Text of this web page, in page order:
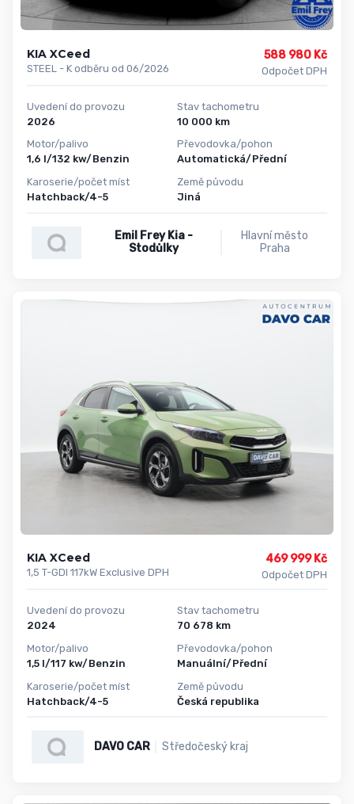
KIA XCeed
STEEL - K odběru od 06/2026
588 980 Kč
Odpočet DPH
Uvedení do provozu
2026
Motor/palivo
1,6 l/132 kw/Benzin
Karoserie/počet míst
Hatchback/4-5
Stav tachometru
10 000 km
Převodovka/pohon
Automatická/Přední
Země původu
Jiná
Emil Frey Kia -
Stodůlky
Hlavní město
Praha
KIA XCeed
1,5 T-GDI 117kW Exclusive DPH
469 999 Kč
Odpočet DPH
Uvedení do provozu
2024
Motor/palivo
1,5 l/117 kw/Benzin
Karoserie/počet míst
Hatchback/4-5
Stav tachometru
70 678 km
Převodovka/pohon
Manuální/Přední
Země původu
Česká republika
DAVO CAR Středočeský kraj